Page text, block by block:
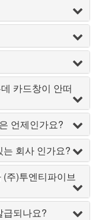
카드창이 안떠
언제인가요?
회사 인가요?
주)투엔티파이브
급되나요?